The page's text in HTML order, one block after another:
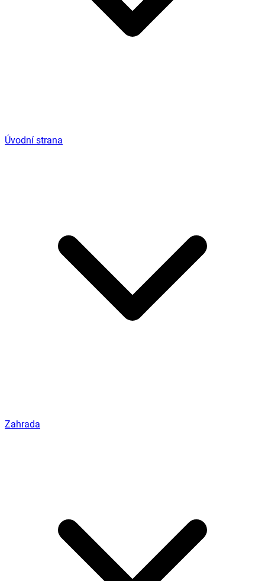
Úvodní strana
Zahrada